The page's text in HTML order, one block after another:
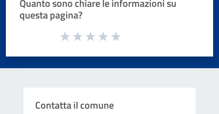
Quanto sono chiare le informazioni su
questa pagina?
Valuta da 1 a 5 stelle la pagina
Contatta il comune